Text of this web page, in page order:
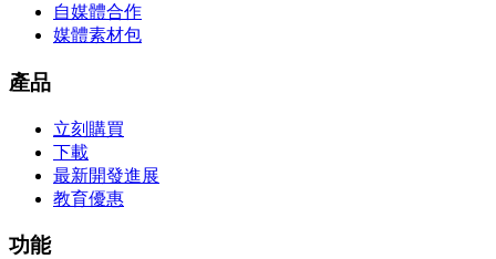
自媒體合作
媒體素材包
產品
立刻購買
下載
最新開發進展
教育優惠
功能